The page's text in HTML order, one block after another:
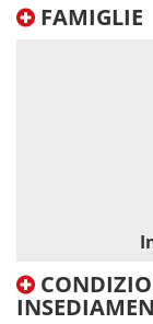
FAMIGLIE